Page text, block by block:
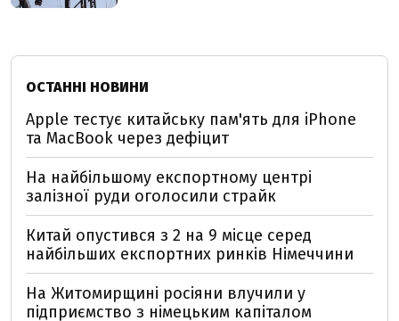
ОСТАННІ НОВИНИ
Apple тестує китайську пам'ять для iPhone
та MacBook через дефіцит
На найбільшому експортному центрі
залізної руди оголосили страйк
Китай опустився з 2 на 9 місце серед
найбільших експортних ринків Німеччини
На Житомирщині росіяни влучили у
підприємство з німецьким капіталом